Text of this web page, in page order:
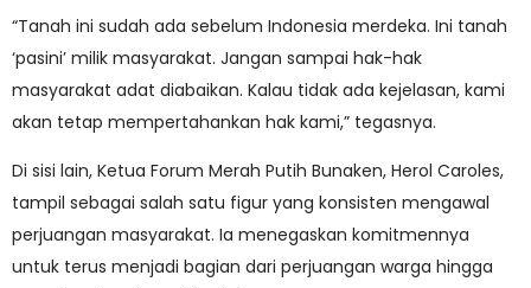
“Tanah ini sudah ada sebelum Indonesia merdeka. Ini tanah
‘pasini’ milik masyarakat. Jangan sampai hak-hak
masyarakat adat diabaikan. Kalau tidak ada kejelasan, kami
akan tetap mempertahankan hak kami,” tegasnya.
Di sisi lain, Ketua Forum Merah Putih Bunaken, Herol Caroles,
tampil sebagai salah satu figur yang konsisten mengawal
perjuangan masyarakat. Ia menegaskan komitmennya
untuk terus menjadi bagian dari perjuangan warga hingga